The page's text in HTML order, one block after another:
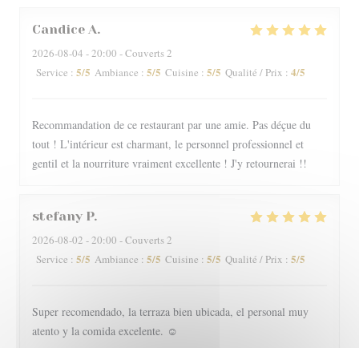
Candice A
2026-08-04 - 20:00 - Couverts 2
Service : 5/5 Ambiance : 5/5 Cuisine : 5/5 Qualité / Prix : 4/5
Recommandation de ce restaurant par une amie. Pas déçue du
tout ! L'intérieur est charmant, le personnel professionnel et
gentil et la nourriture vraiment excellente ! J'y retournerai !!
stefany P
2026-08-02 - 20:00 - Couverts 2
Service : 5/5 Ambiance : 5/5 Cuisine : 5/5 Qualité / Prix : 5/5
Super recomendado, la terraza bien ubicada, el personal muy
atento y la comida excelente. ☺️